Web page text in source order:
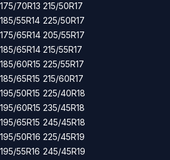
175/70R13
185/55R14
175/65R14
185/65R14
185/60R15
185/65R15
195/50R15
195/60R15
195/65R15
195/50R16
195/55R16
215/50R17
225/50R17
205/55R17
215/55R17
225/55R17
215/60R17
225/40R18
235/45R18
245/45R18
225/45R19
245/45R19